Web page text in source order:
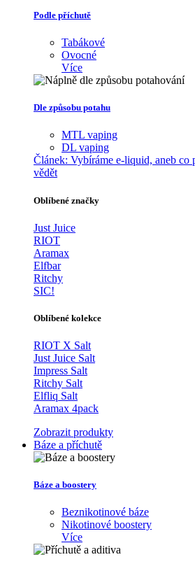
Podle příchutě
Tabákové
Ovocné
Více
Dle způsobu potahu
MTL vaping
DL vaping
Článek: Vybíráme e-liquid, aneb co
vědět
Oblíbené značky
Just Juice
RIOT
Aramax
Elfbar
Ritchy
SIC!
Oblíbené kolekce
RIOT X Salt
Just Juice Salt
Impress Salt
Ritchy Salt
Elfliq Salt
Aramax 4pack
Zobrazit produkty
Báze a příchutě
Báze a boostery
Beznikotinové báze
Nikotinové boostery
Více